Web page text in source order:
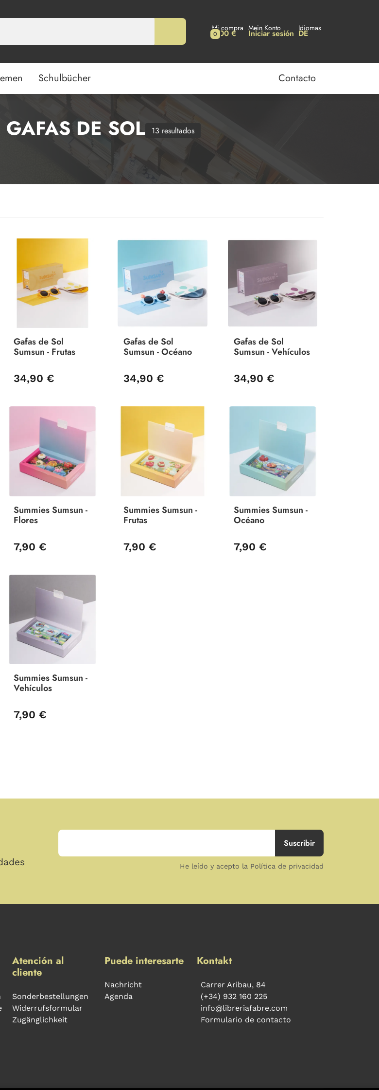
0
Mi compra
0,00 € Mein Konto
Iniciar sesión Idiomas
DE
Schulbücher Contacto
DE SOL 13 resultados
Gafas de Sol
Sumsun - Frutas
34,90 €
Gafas de Sol
Sumsun - Océano
34,90 €
Gafas de Sol
Sumsun - Vehículos
34,90 €
Summies Sumsun -
Flores
7,90 €
Summies Sumsun -
Frutas
7,90 €
Summies Sumsun -
Océano
7,90 €
Summies Sumsun -
Vehículos
7,90 €
He leído y acepto la Política de privacidad
Atención al
cliente
Sonderbestellungen
Widerrufsformular
Zugänglichkeit
Puede interesarte
Nachricht
Agenda
Kontakt
Carrer Aribau, 84
(+34) 932 160 225
info@libreriafabre.com
Formulario de contacto